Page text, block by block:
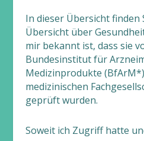
In dieser Übersicht finden
Übersicht über
mir bekannt ist, dass sie
Bundesinstitut für
Medizinprodukte
medizinischen
geprüft wurden.
Soweit ich Zugriff hatte